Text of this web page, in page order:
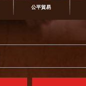
公平貿易